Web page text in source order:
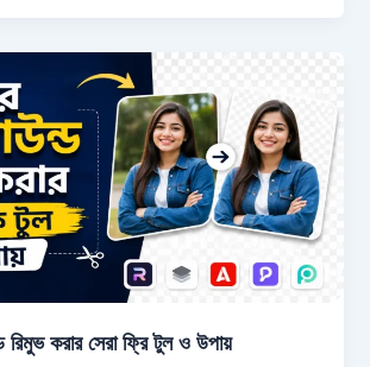
রিমুভ করার সেরা ফ্রি টুল ও উপায়